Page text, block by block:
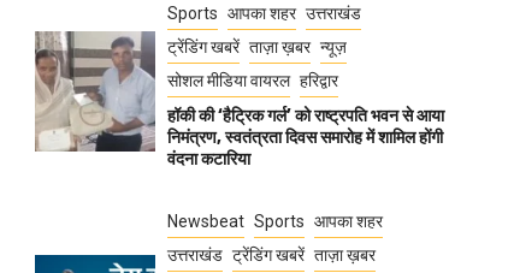
Sports आपका शहर उत्तराखंड
ट्रेंडिंग खबरें ताज़ा ख़बर न्यूज़
सोशल मीडिया वायरल हरिद्वार
हॉकी की ‘हैट्रिक गर्ल’ को राष्ट्रपति भवन से आया
निमंत्रण, स्वतंत्रता दिवस समारोह में शामिल होंगी
वंदना कटारिया
Newsbeat Sports आपका शहर
उत्तराखंड ट्रेंडिंग खबरें ताज़ा ख़बर